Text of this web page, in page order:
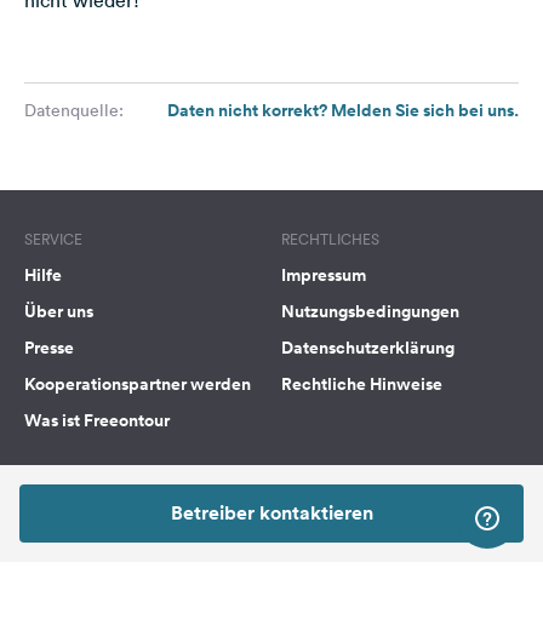
Betreiber kontaktieren
Datenquelle: Daten nicht korrekt? Melden Sie sich bei uns.
SERVICE
Hilfe
Über uns
Presse
Kooperationspartner werden
Was ist Freeontour
RECHTLICHES
Impressum
Nutzungsbedingungen
Datenschutzerklärung
Rechtliche Hinweise
FREEONTOUR APPS